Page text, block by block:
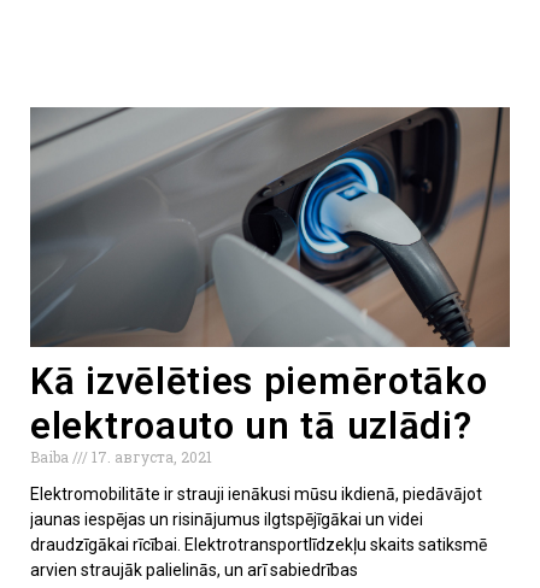
Kā izvēlēties piemērotāko
elektroauto un tā uzlādi?
Baiba
17. августа, 2021
Elektromobilitāte ir strauji ienākusi mūsu ikdienā, piedāvājot
jaunas iespējas un risinājumus ilgtspējīgākai un videi
draudzīgākai rīcībai. Elektrotransportlīdzekļu skaits satiksmē
arvien straujāk palielinās, un arī sabiedrības